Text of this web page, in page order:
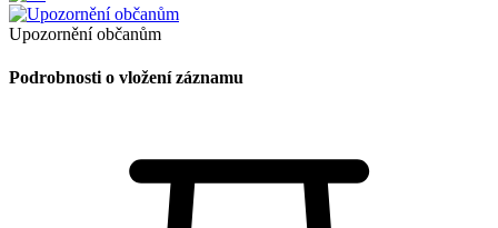
Upozornění občanům
Podrobnosti o vložení záznamu